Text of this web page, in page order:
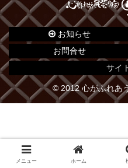
お知らせ
お問合せ
サイ
© 2012 心がふれあ
メニュー ホーム